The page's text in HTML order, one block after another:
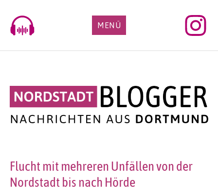
content
MENÜ
Flucht mit mehreren Unfällen von der
Nordstadt bis nach Hörde